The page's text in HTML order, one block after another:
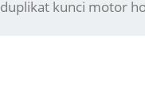
duplikat kunci motor